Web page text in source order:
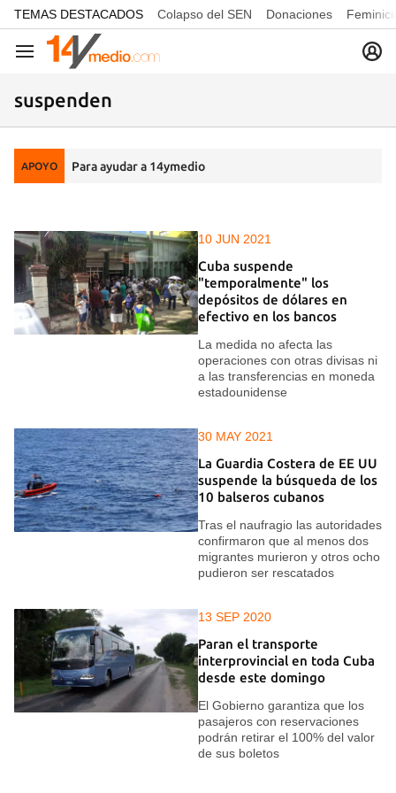
common.go-to-content
TEMAS DESTACADOS Colapso del SEN Donaciones
Navegación
suspenden
APOYO Para ayudar a 14ymedio
10 JUN 2021
Cuba suspende
"temporalmente" los
depósitos de dólares en
efectivo en los bancos
La medida no afecta las
operaciones con otras divisas ni
a las transferencias en moneda
estadounidense
30 MAY 2021
La Guardia Costera de EE UU
suspende la búsqueda de los
10 balseros cubanos
Tras el naufragio las autoridades
confirmaron que al menos dos
migrantes murieron y otros ocho
pudieron ser rescatados
13 SEP 2020
Paran el transporte
interprovincial en toda Cuba
desde este domingo
El Gobierno garantiza que los
pasajeros con reservaciones
podrán retirar el 100% del valor
de sus boletos